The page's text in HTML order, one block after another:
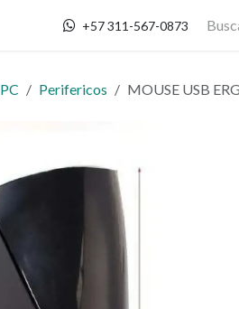
Contáctanos +57 311-567-0873
PC Perifericos MOUSE USB